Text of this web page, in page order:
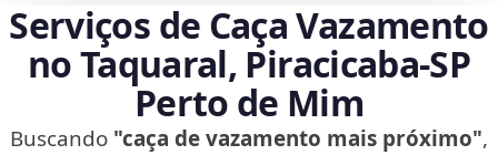
Serviços de Caça Vazamento
no Taquaral, Piracicaba‑SP
Perto de Mim
Buscando "caça de vazamento mais próximo",